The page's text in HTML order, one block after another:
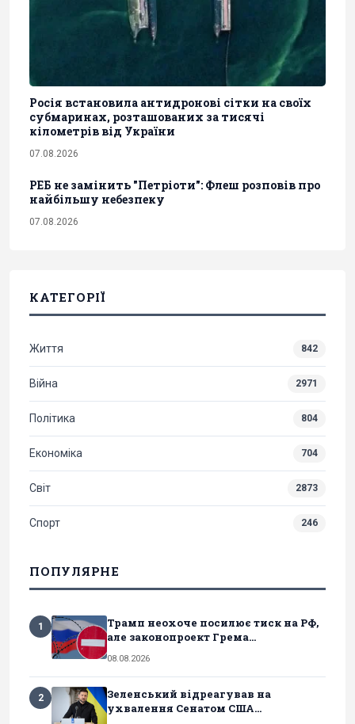
Росія встановила антидронові сітки на своїх
субмаринах, розташованих за тисячі
кілометрів від України
07.08.2026
РЕБ не замінить "Петріоти": Флеш розповів про
найбільшу небезпеку
07.08.2026
КАТЕГОРІЇ
Життя 842
Війна 2971
Політика 804
Економіка 704
Світ 2873
Спорт 246
ПОПУЛЯРНЕ
1
Трамп неохоче посилює тиск на РФ,
але законопроект Грема...
08.08.2026
2
Зеленський відреагував на
ухвалення Сенатом США...